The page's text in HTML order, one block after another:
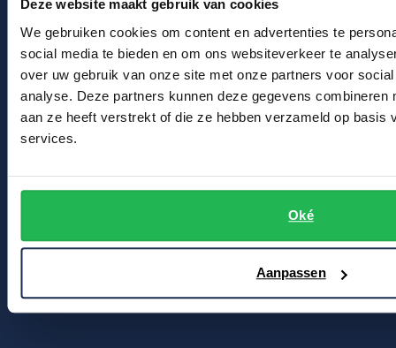
Deze website maakt gebruik van cookies
We gebruiken cookies om content en advertenties te
social media te bieden en om ons websiteverkeer te
over uw gebruik van onze site met onze partners voor
analyse. Deze partners kunnen deze gegevens combineren
aan ze heeft verstrekt of die ze hebben verzameld op basis
services.
Oké
Aanpassen
R2
Seidensticker
State of Art
Replay
Reset
Roy Robson
Slater
Superdry
Winkel
Winkel & Openingstijden
Contact
2311 CX Leiden
Voor jou
Blog